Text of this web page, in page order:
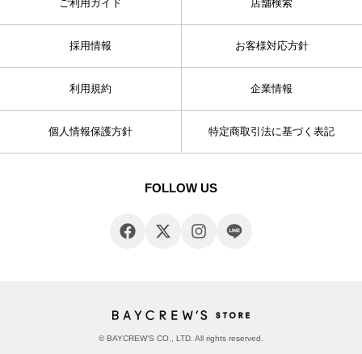
ご利用ガイド 店舗検索
採用情報 お客様対応方針
利用規約 企業情報
個人情報保護方針 特定商取引法に基づく表記
FOLLOW US
© BAYCREW’S CO., LTD. All rights reserved.